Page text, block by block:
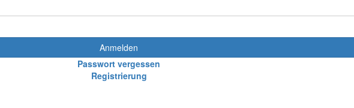
Anmelden
Passwort vergessen
Registrierung